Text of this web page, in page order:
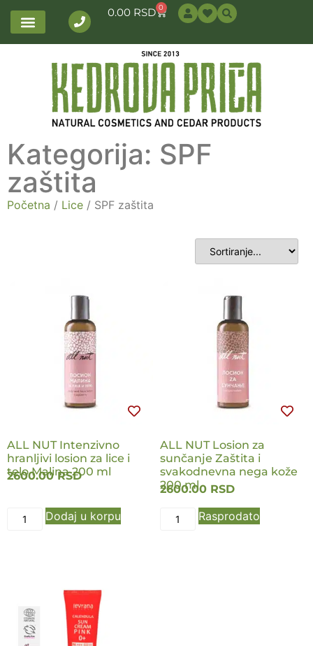
0.00 RSD 0
Kategorija: SPF
zaštita
Početna / Lice / SPF zaštita
ALL NUT Intenzivno
hranljivi losion za lice i
telo Malina 200 ml
2600.00RSD
Dodaj u korpu
ALL NUT Losion za
sunčanje Zaštita i
svakodnevna nega kože
200 ml
2600.00 RSD
Rasprodato